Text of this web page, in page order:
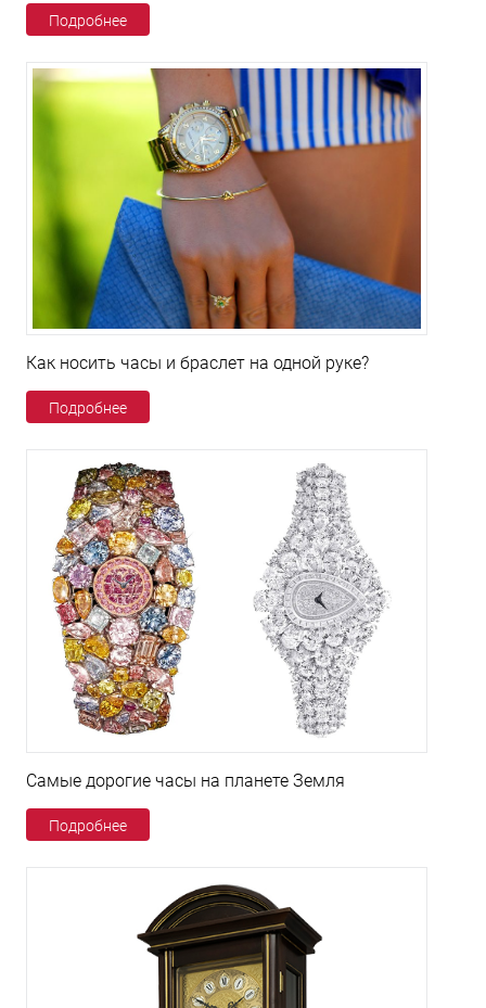
Подробнее
Как носить часы и браслет на одной руке?
Подробнее
Самые дорогие часы на планете Земля
Подробнее